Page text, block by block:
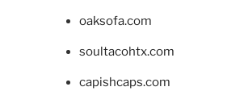
oaksofa.com
soultacohtx.com
capishcaps.com